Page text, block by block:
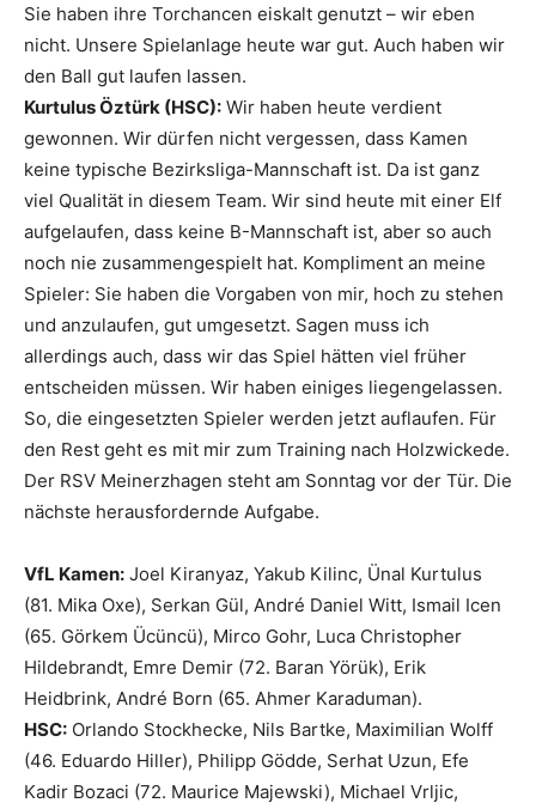
Sie haben ihre Torchancen eiskalt genutzt – wir eben
nicht. Unsere Spielanlage heute war gut. Auch haben wir
den Ball gut laufen lassen.
Kurtulus Öztürk (HSC): Wir haben heute verdient
gewonnen. Wir dürfen nicht vergessen, dass Kamen
keine typische Bezirksliga-Mannschaft ist. Da ist ganz
viel Qualität in diesem Team. Wir sind heute mit einer Elf
aufgelaufen, dass keine B-Mannschaft ist, aber so auch
noch nie zusammengespielt hat. Kompliment an meine
Spieler: Sie haben die Vorgaben von mir, hoch zu stehen
und anzulaufen, gut umgesetzt. Sagen muss ich
allerdings auch, dass wir das Spiel hätten viel früher
entscheiden müssen. Wir haben einiges liegengelassen.
So, die eingesetzten Spieler werden jetzt auflaufen. Für
den Rest geht es mit mir zum Training nach Holzwickede.
Der RSV Meinerzhagen steht am Sonntag vor der Tür. Die
nächste herausfordernde Aufgabe.
VfL Kamen: Joel Kiranyaz, Yakub Kilinc, Ünal Kurtulus
(81. Mika Oxe), Serkan Gül, André Daniel Witt, Ismail Icen
(65. Görkem Ücüncü), Mirco Gohr, Luca Christopher
Hildebrandt, Emre Demir (72. Baran Yörük), Erik
Heidbrink, André Born (65. Ahmer Karaduman).
HSC: Orlando Stockhecke, Nils Bartke, Maximilian Wolff
(46. Eduardo Hiller), Philipp Gödde, Serhat Uzun, Efe
Kadir Bozaci (72. Maurice Majewski), Michael Vrljic,